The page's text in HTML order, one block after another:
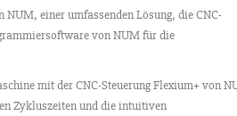
einer umfassenden Lösung, die CNC-
von NUM für die
mit der CNC-Steuerung Flexium+ von
Zykluszeiten und die intuitiven